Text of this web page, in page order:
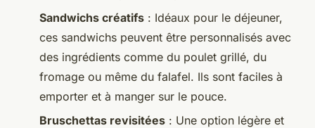
Sandwichs créatifs : Idéaux pour le déjeuner,
ces sandwichs peuvent être personnalisés avec
des ingrédients comme du poulet grillé, du
fromage ou même du falafel. Ils sont faciles à
emporter et à manger sur le pouce.
Bruschettas revisitées : Une option légère et